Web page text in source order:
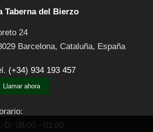
Taberna del Bierzo
24
Barcelona, Cataluña, España
(+34) 934 193 457
Llamar ahora
D: 08:00 - 01:00